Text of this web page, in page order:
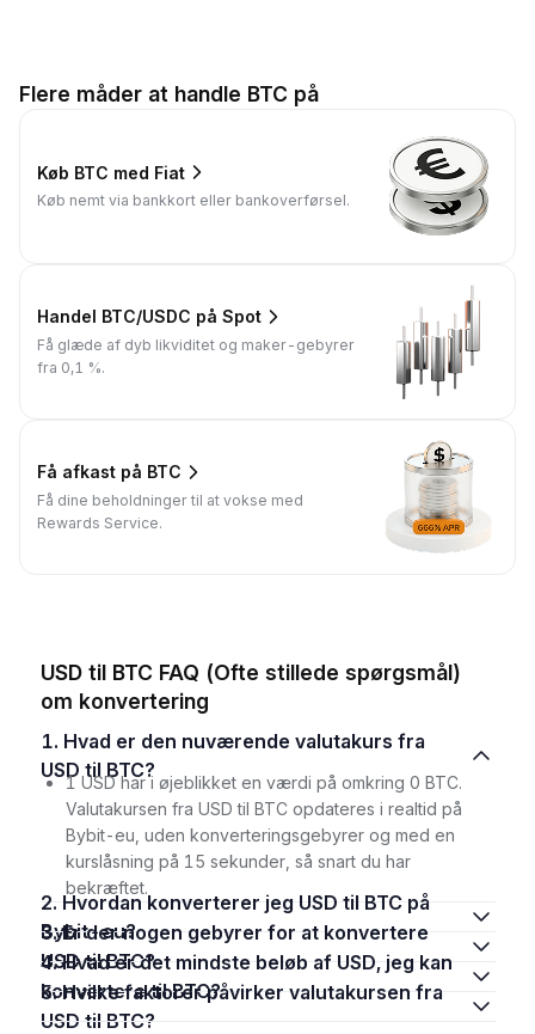
Flere måder at handle BTC på
Køb BTC med Fiat
Køb nemt via bankkort eller bankoverførsel.
Handel BTC/USDC på Spot
Få glæde af dyb likviditet og maker-gebyrer
fra 0,1 %.
Få afkast på BTC
Få dine beholdninger til at vokse med
Rewards Service.
USD til BTC FAQ (Ofte stillede spørgsmål)
om konvertering
1. Hvad er den nuværende valutakurs fra
USD til BTC?
1 USD har i øjeblikket en værdi på omkring 0 BTC.
Valutakursen fra USD til BTC opdateres i realtid på
Bybit-eu, uden konverteringsgebyrer og med en
kurslåsning på 15 sekunder, så snart du har
bekræftet.
2. Hvordan konverterer jeg USD til BTC på
Bybit-eu?
3. Er der nogen gebyrer for at konvertere
USD til BTC?
4. Hvad er det mindste beløb af USD, jeg kan
konvertere til BTC?
5. Hvilke faktorer påvirker valutakursen fra
USD til BTC?